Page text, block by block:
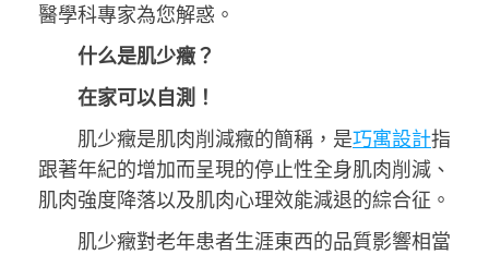
醫學科專家為您解惑。
什么是肌少癥？
在家可以自測！
肌少癥是肌肉削減癥的簡稱，是巧寓設計指
跟著年紀的增加而呈現的停止性全身肌肉削減、
肌肉強度降落以及肌肉心理效能減退的綜合征。
肌少癥對老年患者生涯東西的品質影響相當